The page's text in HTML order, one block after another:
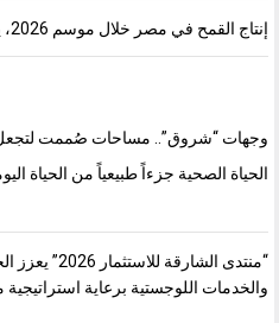
إنتاج القمح في مصر خلال موسم 2026، يتجاوز 10 ملايين طن
وجهات “شروق”.. مساحات صُممت لتجعل
الحياة الصحية جزءاً طبيعياً من الحياة
“منتدى
والخدمات اللوجستية برعاية استراتيجية